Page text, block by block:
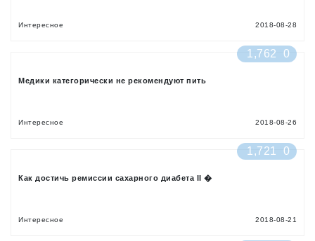
Интересное 2018-08-28
1,762 0
Медики категорически не рекомендуют пить
Интересное 2018-08-26
1,721 0
Как достичь ремиссии сахарного диабета II �
Интересное 2018-08-21